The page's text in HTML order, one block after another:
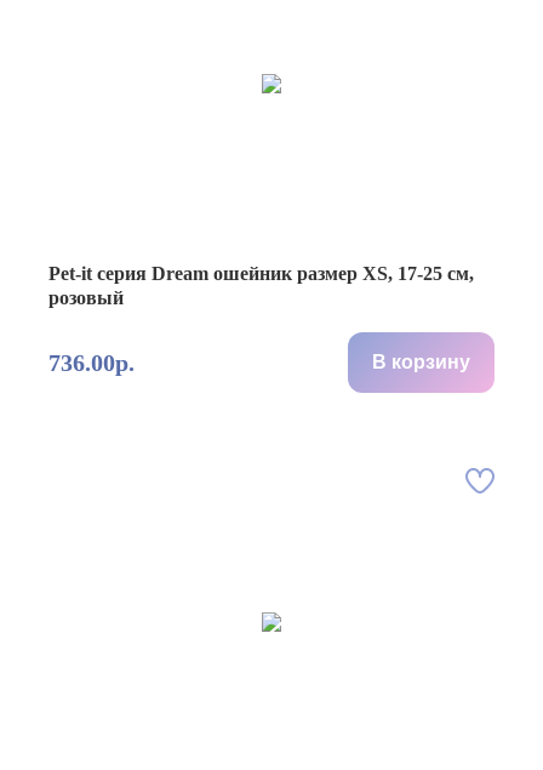
Pet-it серия Dream ошейник размер XS, 17-25 см,
розовый
736.00р. В корзину